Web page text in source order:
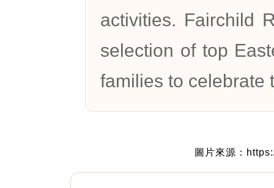
activities. Fairchild
selection of top
families to celebrate
圖片來源：